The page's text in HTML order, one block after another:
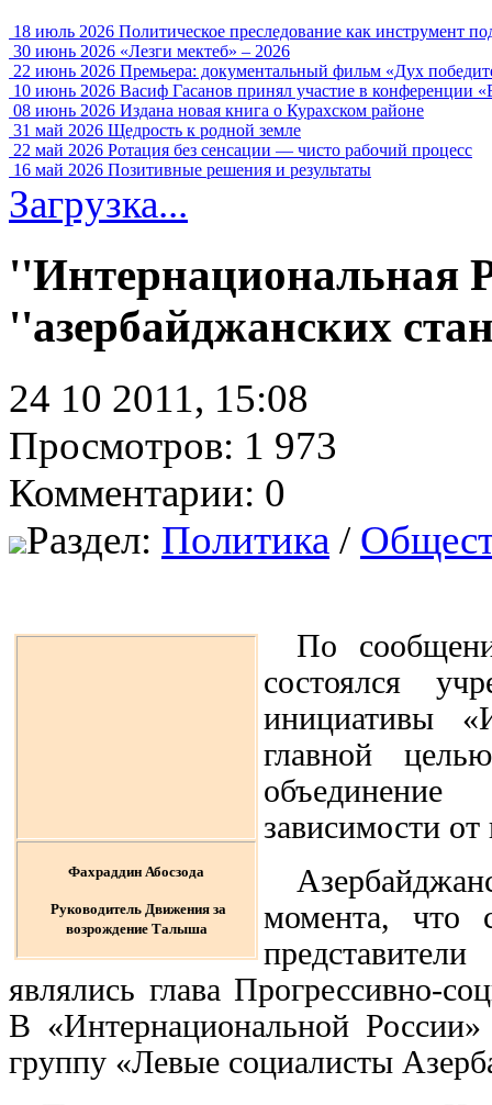
18 июль 2026 Политическое преследование как инструмент
30 июнь 2026 «Лезги мектеб» – 2026
22 июнь 2026 Премьера: документальный фильм «Дух
10 июнь 2026 Васиф Гасанов принял участие в конференции
08 июнь 2026 Издана новая книга о Курахском районе
31 май 2026 Щедрость к родной земле
22 май 2026 Ротация без сенсации — чисто рабочий процесс
16 май 2026 Позитивные решения и результаты
Загрузка...
''Интернациональная
''азербайджанских
24 10 2011, 15:08
Просмотров: 1 973
Комментарии: 0
Раздел: Политика /
Фахраддин Абосзода
Руководитель Движения за
возрождение Талыша
По
состоялся
инициативы
главной
зависимости
момента, что
являлись глава Прогрессивно-
В «Интернациональной
группу «Левые социалисты